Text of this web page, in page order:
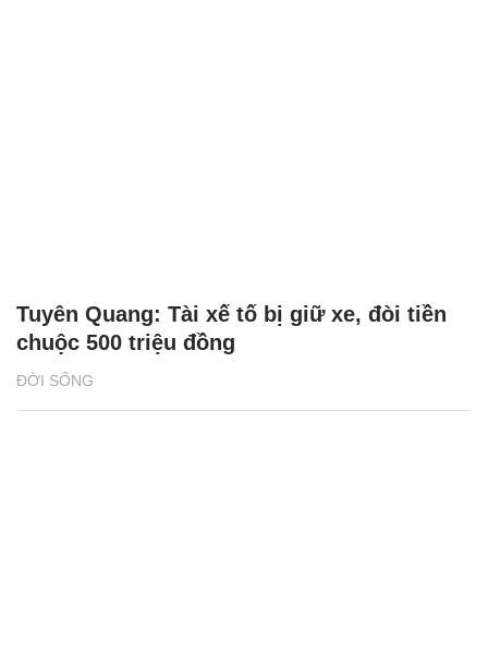
ĐỜI SỐNG
Tuyên Quang: Tài xế tố bị giữ xe, đòi tiền
chuộc 500 triệu đồng